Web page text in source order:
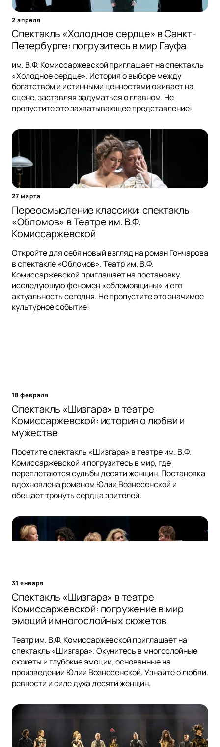
2 апреля
Спектакль «Холодное сердце» в Санкт-
Петербурге: погрузитесь в мир Гауфа
им. В.Ф. Комиссаржевской приглашает на спектакль
«Холодное сердце». История о выборе между
богатством и истинными ценностями оживает на
сцене, заставляя задуматься о главном. Не
пропустите это захватывающее представление!
27 марта
Переосмысление классики: спектакль
«Обломов» в Театре им. В.Ф.
Комиссаржевской
Откройте для себя новый взгляд на роман Гончарова
в спектакле «Обломов». Театр им. В.Ф.
Комиссаржевской приглашает на постановку,
исследующую феномен «обломовщины» и его
актуальность сегодня. Не пропустите это значимое
культурное событие!
18 февраля
Спектакль «Шизгара» в театре
Комиссаржевской: история о любви и
мужестве
Посетите спектакль «Шизгара» в театре им. В.Ф.
Комиссаржевской и погрузитесь в мир, где
переплетаются судьбы десяти женщин. Постановка
вдохновлена романом Юлии Вознесенской и
обещает тронуть сердца зрителей.
31 января
Спектакль «Шизгара» в театре
Комиссаржевской: погружение в мир
эмоций и многослойных сюжетов
Театр им. В.Ф. Комиссаржевской приглашает на
спектакль «Шизгара». Окунитесь в многослойные
сюжеты и глубокие эмоции, основанные на
произведении Юлии Вознесенской. Узнайте о любви,
ревности и силе духа десяти женщин.